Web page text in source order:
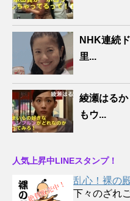
NHK連続
里...
綾瀬はる
もウ...
人気上昇中LINEスタンプ！
乱心！裸の
下々のざれ